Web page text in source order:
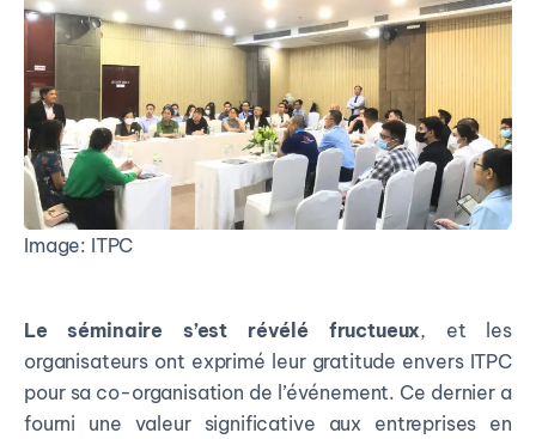
Image: ITPC
Le séminaire s’est révélé fructueux, et les
organisateurs ont exprimé leur gratitude envers ITPC
pour sa co-organisation de l’événement. Ce dernier a
fourni une valeur significative aux entreprises en